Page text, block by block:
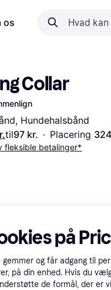
os
Collar
Hundehalsbånd
til97 kr. · Placering
fleksible betalinger*
på
og får adgang til
på din enhed. Hvis du
de formål, der er